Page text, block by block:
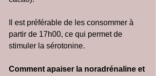
Il est préférable de les consommer à
partir de 17h00, ce qui permet de
stimuler la sérotonine.
Comment apaiser la noradrénaline et